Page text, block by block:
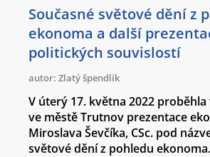
Současné světové dění z
ekonoma a další
politických souvislostí
autor: Zlatý špendlík
V úterý 17. května 2022
ve městě Trutnov prezentace
Miroslava Ševčíka, CSc. pod
světové dění z pohledu ekonoma.